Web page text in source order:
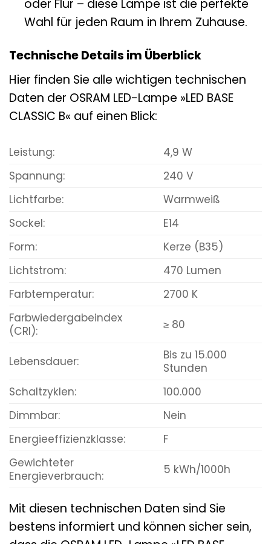
oder Flur – diese Lampe ist die perfekte
Wahl für jeden Raum in Ihrem Zuhause.
Technische Details im Überblick
Hier finden Sie alle wichtigen technischen
Daten der OSRAM LED-Lampe »LED BASE
CLASSIC B« auf einen Blick:
Leistung:
4,9 W
Spannung:
240 V
Lichtfarbe:
Warmweiß
Sockel:
E14
Form:
Kerze (B35)
Lichtstrom:
470 Lumen
Farbtemperatur:
2700 K
Farbwiedergabeindex
(CRI):
≥ 80
Lebensdauer:
Bis zu 15.000
Stunden
Schaltzyklen:
100.000
Dimmbar:
Nein
Energieeffizienzklasse:
F
Gewichteter
Energieverbrauch:
5 kWh/1000h
Mit diesen technischen Daten sind Sie
bestens informiert und können sicher sein,